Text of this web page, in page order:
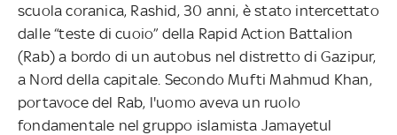
scuola coranica, Rashid, 30 anni, è stato intercettato
dalle “teste di cuoio” della Rapid Action Battalion
(Rab) a bordo di un autobus nel distretto di Gazipur,
a Nord della capitale. Secondo Mufti Mahmud Khan,
portavoce del Rab, l'uomo aveva un ruolo
fondamentale nel gruppo islamista Jamayetul